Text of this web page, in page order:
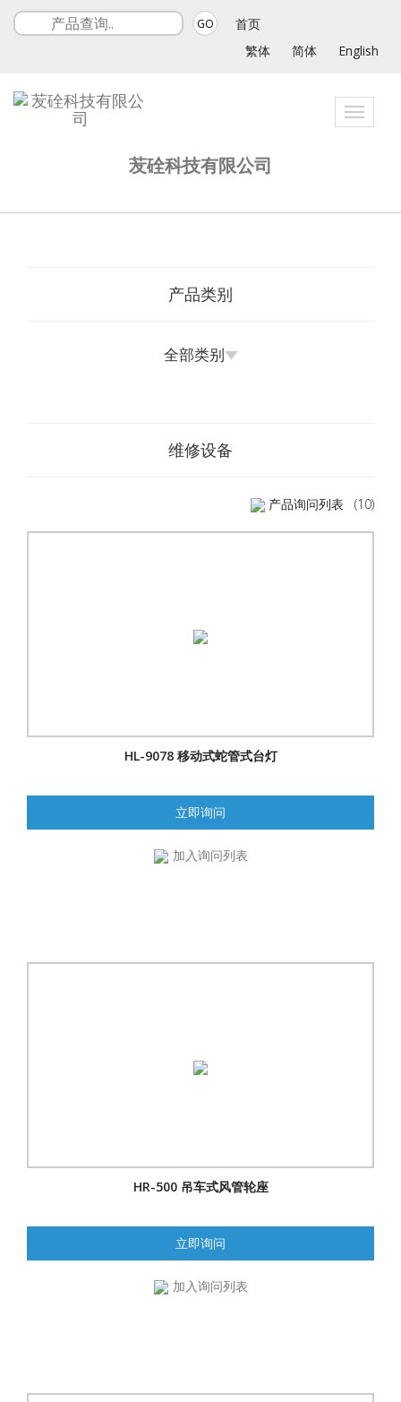
GO
首页
繁体
简体 English
Toggle
苃硂科技有限公司
产品类别
全部类别
维修设备
产品询问列表 (10)
HL-9078 移动式蛇管式台灯
立即询问
加入询问列表
HR-500 吊车式风管轮座
立即询问
加入询问列表